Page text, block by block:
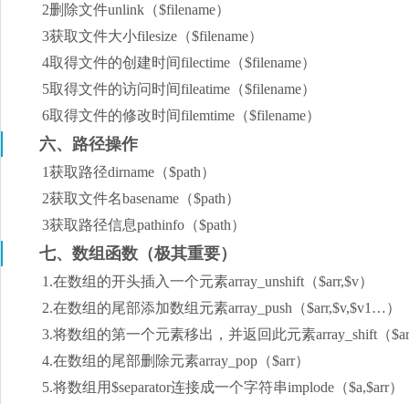
2删除文件unlink（$filename）
3获取文件大小filesize（$filename）
4取得文件的创建时间filectime（$filename）
5取得文件的访问时间fileatime（$filename）
6取得文件的修改时间filemtime（$filename）
六、路径操作
1获取路径dirname（$path）
2获取文件名basename（$path）
3获取路径信息pathinfo（$path）
七、数组函数（极其重要）
1.在数组的开头插入一个元素array_unshift（$arr,$v）
2.在数组的尾部添加数组元素array_push（$arr,$v,$v1…）
3.将数组的第一个元素移出，并返回此元素array_shift（
4.在数组的尾部删除元素array_pop（$arr）
5.将数组用$separator连接成一个字符串implode（$a,$arr）